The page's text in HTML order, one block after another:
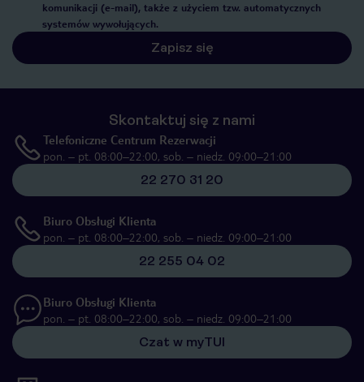
komunikacji (e-mail), także z użyciem tzw. automatycznych
systemów wywołujących.
Zapisz się
Skontaktuj się z nami
Telefoniczne Centrum Rezerwacji
pon. – pt. 08:00–22:00, sob. – niedz. 09:00–21:00
22 270 31 20
Biuro Obsługi Klienta
pon. – pt. 08:00–22:00, sob. – niedz. 09:00–21:00
22 255 04 02
Biuro Obsługi Klienta
pon. – pt. 08:00–22:00, sob. – niedz. 09:00–21:00
Czat w myTUI